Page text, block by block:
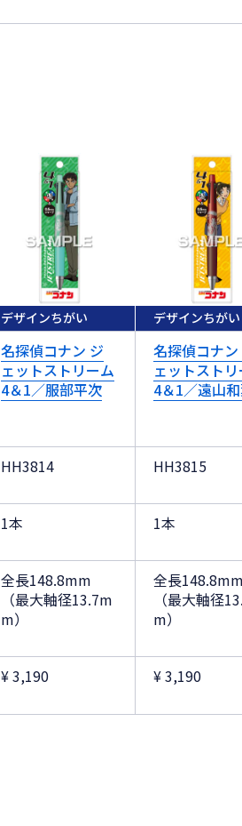
デザインちがい
名探偵コナン ジ
ェットストリーム
4＆1／服部平次
HH3814
1本
全長148.8mm
（最大軸径13.7m
m）
¥ 3,190
デザインちがい
名探偵コナン
ェットスト
4＆1／遠山
HH3815
1本
全長148.8mm
（最大軸径
m）
¥ 3,190